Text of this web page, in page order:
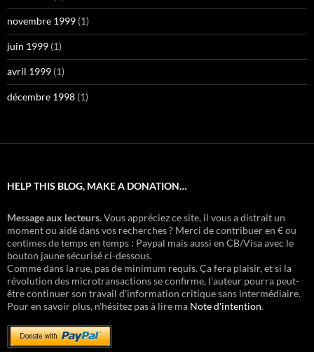
novembre 1999 (1)
juin 1999 (1)
avril 1999 (1)
décembre 1998 (1)
HELP THIS BLOG, MAKE A DONATION…
Message aux lecteurs.Vous appréciez ce site, il vous a distrait un
moment ou aidé dans vos recherches ? Merci de contribuer en € ou
centimes de temps en temps : Paypal mais aussi en CB/Visa avec le
bouton jaune sécurisé ci-dessous.
Comme dans la rue, pas de minimum requis. Ça fera plaisir, et si la
révolution des microtransactions se confirme, l'auteur pourra peut-
être continuer son travail d'information critique sans intermédiaire.
Pour en savoir plus, n'hésitez pas à lire ma Note d'intention.